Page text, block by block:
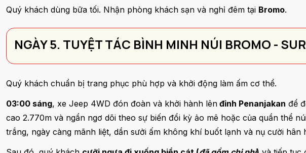
Quý khách dùng bữa tối. Nhận phòng khách sạn và nghỉ đêm tại Bromo.
NGÀY 5. TUYỆT TÁC BÌNH MINH NÚI BROMO -
Quý khách chuẩn bị trang phục phù hợp và khởi động làm ấm cơ thể.
03:00 sáng, xe Jeep 4WD đón đoàn và khởi hành lên đỉnh Penanjakan để
cao 2.770m và ngẩn ngơ dõi theo sự biến đổi kỳ ảo mê hoặc của quần thể
trắng, ngày càng mãnh liệt, dần sưởi ấm không khí buốt lạnh và nụ cười